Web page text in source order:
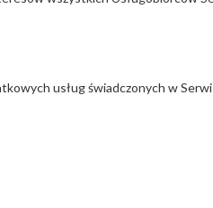
usług świadczonych w